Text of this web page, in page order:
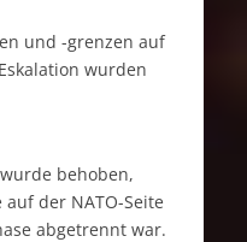
und -grenzen auf
wurden
behoben,
der NATO-Seite
abgetrennt war.